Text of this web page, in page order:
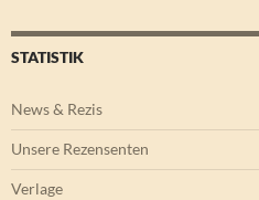
STATISTIK
News & Rezis
Unsere Rezensenten
Verlage